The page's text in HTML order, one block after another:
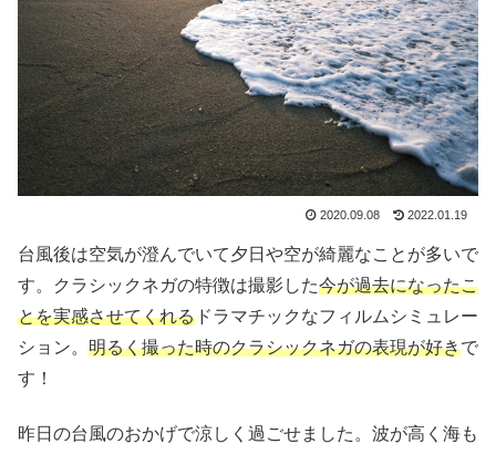
2020.09.08 2022.01.19
台風後は空気が澄んでいて夕日や空が綺麗なことが多いで
す。クラシックネガの特徴は撮影した今が過去になったこ
とを実感させてくれる ドラマチックなフィルムシミュレー
ション。 明るく撮った時のクラシックネガの表現が好きで
す！
昨日の台風のおかげで涼しく過ごせました。波が高く海も